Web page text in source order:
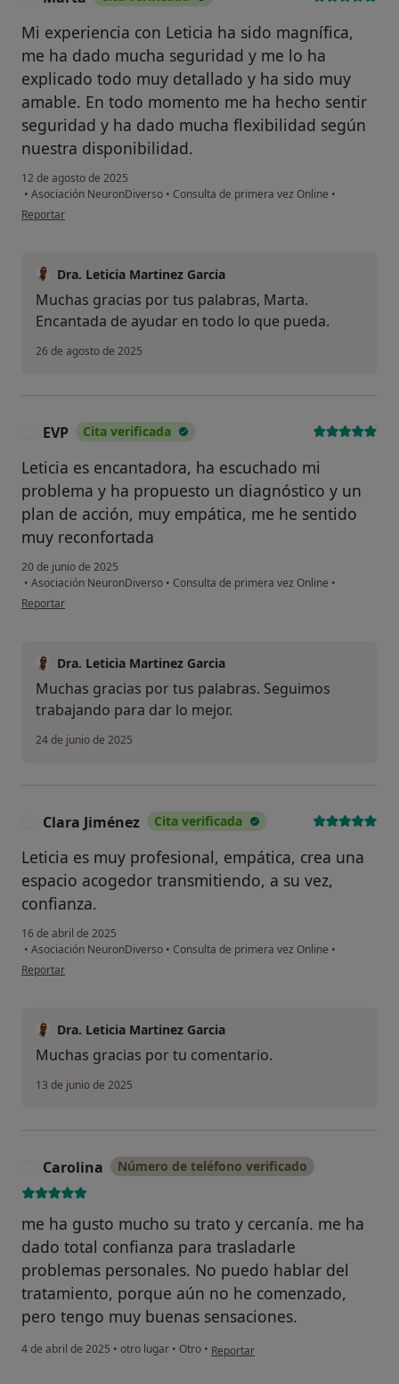
Mi experiencia con Leticia ha sido magnífica,
me ha dado mucha seguridad y me lo ha
explicado todo muy detallado y ha sido muy
amable. En todo momento me ha hecho sentir
seguridad y ha dado mucha flexibilidad según
nuestra disponibilidad.
12 de agosto de 2025
• Asociación NeuronDiverso • Consulta de primera vez Online •
en opinión del usuario Marta
Reportar
Dra. Leticia Martinez Garcia
Muchas gracias por tus palabras, Marta.
Encantada de ayudar en todo lo que pueda.
26 de agosto de 2025
EVP Cita verificada
Leticia es encantadora, ha escuchado mi
problema y ha propuesto un diagnóstico y un
plan de acción, muy empática, me he sentido
muy reconfortada
20 de junio de 2025
• Asociación NeuronDiverso • Consulta de primera vez Online •
en opinión del usuario EVP
Reportar
Dra. Leticia Martinez Garcia
Muchas gracias por tus palabras. Seguimos
trabajando para dar lo mejor.
24 de junio de 2025
Clara Jiménez Cita verificada
Leticia es muy profesional, empática, crea una
espacio acogedor transmitiendo, a su vez,
confianza.
16 de abril de 2025
• Asociación NeuronDiverso • Consulta de primera vez Online •
en opinión del usuario Clara Jiménez
Reportar
Dra. Leticia Martinez Garcia
Muchas gracias por tu comentario.
13 de junio de 2025
Carolina Número de teléfono verificado
me ha gusto mucho su trato y cercanía. me ha
dado total confianza para trasladarle
problemas personales. No puedo hablar del
tratamiento, porque aún no he comenzado,
pero tengo muy buenas sensaciones.
4 de abril de 2025 • otro lugar • Otro • en opinión del usuario Carolina
Reportar